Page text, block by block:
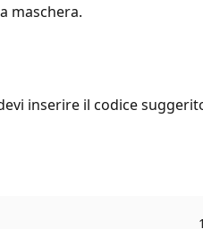
maschera.
inserire il codice